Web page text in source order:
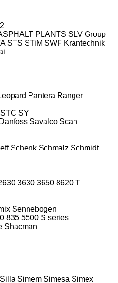
PLANTS SLV Group
STS STiM SWF Krantechnik
Pantera Ranger
STC SY
Savalco Scan
Schenk Schmalz Schmidt
3630 3650 8620 T
Sennebogen
835 5500 S series
Shacman
Silla Simem Simesa Simex